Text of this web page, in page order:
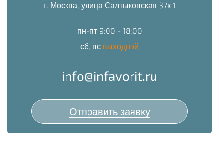
г. Москва, улица Салтыковская 37к 1
пн-пт 9:00 - 18:00
сб, вс выходной
info@infavorit.ru
Отправить заявку